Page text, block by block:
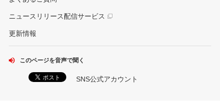
ニュースリリース配信サービス
更新情報
このページを音声で聞く
SNS公式アカウント